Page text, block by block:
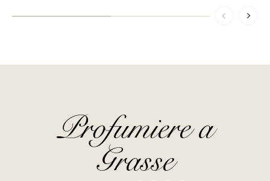
Profumiere a
Grasse